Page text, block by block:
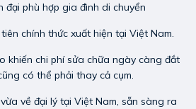
đại phù hợp gia đình di chuyển
chính thức xuất hiện tại Việt Nam.
khiến chi phí sửa chữa ngày càng đắt
có thể phải thay cả cụm.
về đại lý tại Việt Nam, sẵn sàng ra